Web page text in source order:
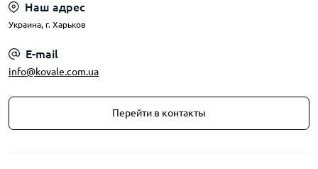
Наш адрес
Украина, г. Харьков
E-mail
info@kovale.com.ua
Перейти в контакты